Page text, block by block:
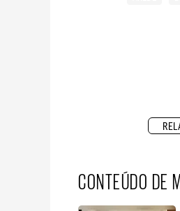
CONTEÚDO DE